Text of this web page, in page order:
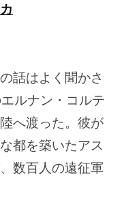
話はよく聞かさ
ルナン・コルテ
へ渡った。彼が
都を築いたアス
数百人の遠征軍